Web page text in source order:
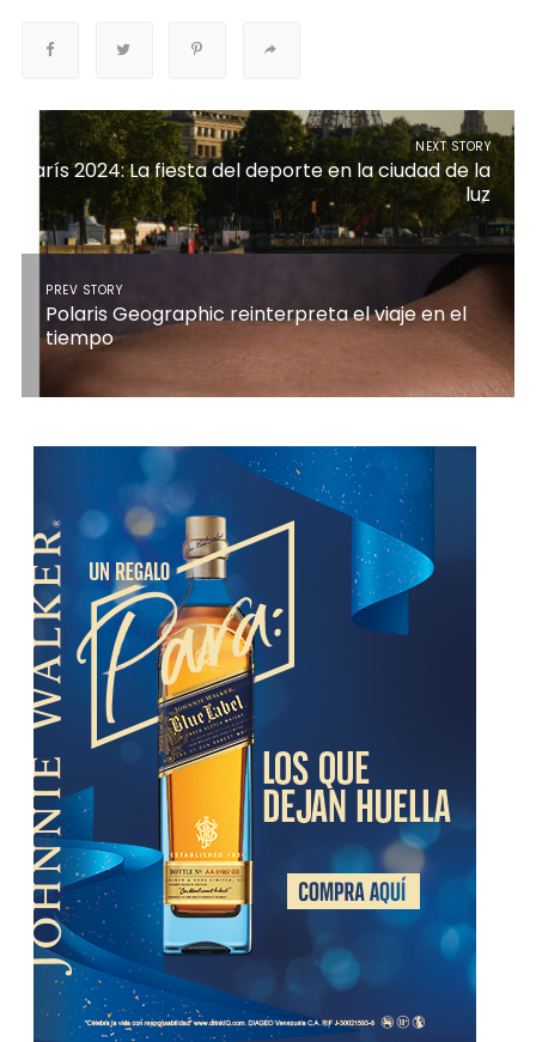
NEXT STORY
París 2024: La fiesta del deporte en la ciudad de la
luz
PREV STORY
Polaris Geographic reinterpreta el viaje en el
tiempo